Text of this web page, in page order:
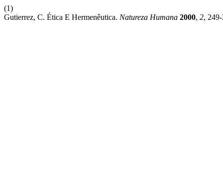
(1)
Gutierrez, C. Ética E Hermenêutica. Natureza Humana 2000, 2,